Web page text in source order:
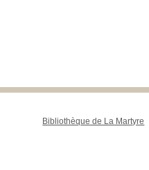
Bibliothèque de La Martyre